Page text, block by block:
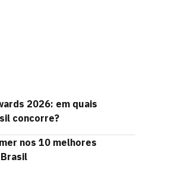
2026: em quais
concorre?
nos 10 melhores